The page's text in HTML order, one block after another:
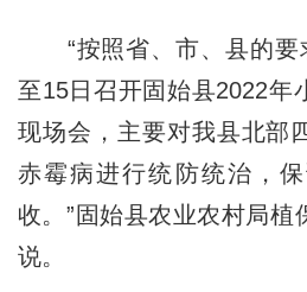
“按照省、市、县的要
至15日召开固始县2022年
现场会，主要对我县北部
赤霉病进行统防统治，
收。”固始县农业农村局植
说。